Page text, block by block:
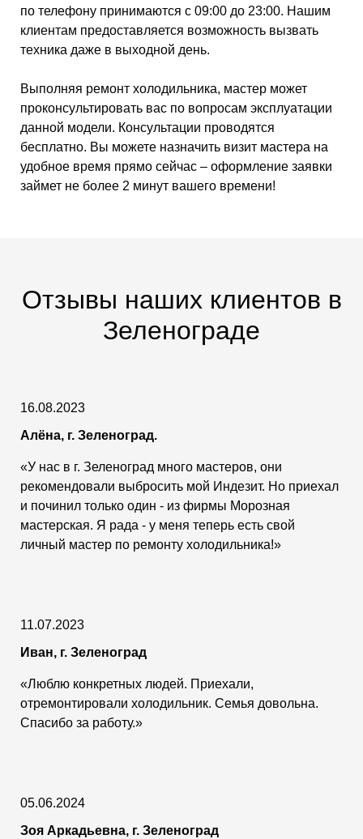
по телефону принимаются с 09:00 до 23:00. Нашим
клиентам предоставляется возможность вызвать
техника даже в выходной день.
Выполняя ремонт холодильника, мастер может
проконсультировать вас по вопросам эксплуатации
данной модели. Консультации проводятся
бесплатно. Вы можете назначить визит мастера на
удобное время прямо сейчас – оформление заявки
займет не более 2 минут вашего времени!
Отзывы наших клиентов в
Зеленограде
16.08.2023
Алёна, г. Зеленоград.
«У нас в г. Зеленоград много мастеров, они
рекомендовали выбросить мой Индезит. Но приехал
и починил только один - из фирмы Морозная
мастерская. Я рада - у меня теперь есть свой
личный мастер по ремонту холодильника!»
11.07.2023
Иван, г. Зеленоград
«Люблю конкретных людей. Приехали,
отремонтировали холодильник. Семья довольна.
Спасибо за работу.»
05.06.2024
Зоя Аркадьевна, г. Зеленоград